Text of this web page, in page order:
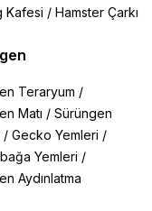
Kafesi / Hamster Çarkı
Teraryum /
Matı / Sürüngen
/ Gecko Yemleri /
Yemleri /
Aydınlatma